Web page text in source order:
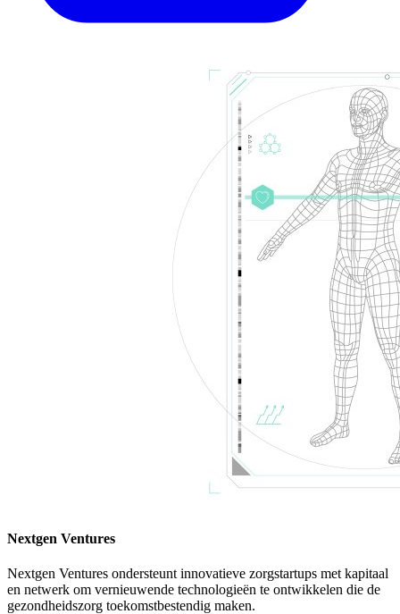
Nextgen Ventures
Nextgen Ventures ondersteunt innovatieve zorgstartups met kapitaal
en netwerk om vernieuwende technologieën te ontwikkelen die de
gezondheidszorg toekomstbestendig maken.